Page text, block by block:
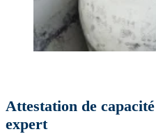
Attestation de
expert